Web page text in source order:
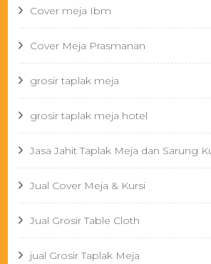
Cover meja Ibm
Cover Meja Prasmanan
grosir taplak meja
grosir taplak meja hotel
Jasa Jahit Taplak Meja dan Sarung
Jual Cover Meja & Kursi
Jual Grosir Table Cloth
jual Grosir Taplak Meja